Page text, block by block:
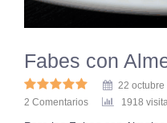
Fabes con
22 octubre
2 Comentarios
1918